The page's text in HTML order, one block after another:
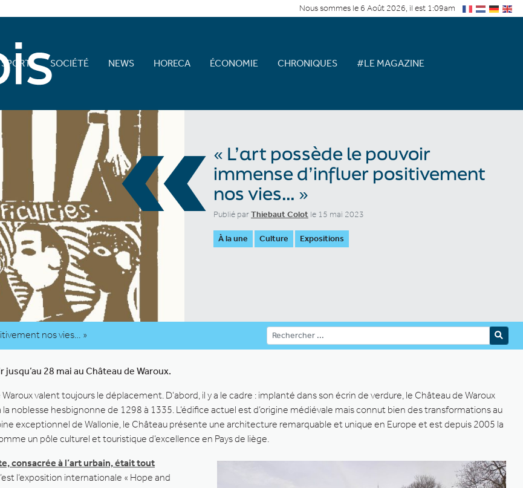
Nous sommes le 6 Août 2026, il est 1:09am
SPORT SOCIÉTÉ NEWS HORECA ÉCONOMIE CHRONIQUES #LE MAGAZINE
«« L’art possède le pouvoir
immense d’influer positivement
nos vies… »
Publié parThiebaut Colot le 15 mai 2023
À la une Culture Expositions
nos vies… »
28 mai au Château de Waroux.
valent toujours le déplacement. D’abord, il y a le cadre : implanté dans son écrin de verdure, le Château de Waroux
noblesse hesbignonne de 1298 à 1335. L’édifice actuel est d’origine médiévale mais connut bien des transformations au
exceptionnel de Wallonie, le Château présente une architecture remarquable et unique en Europe et est depuis 2005 la
un pôle culturel et touristique d’excellence en Pays de liège.
consacrée à l’art urbain, était tout
l’exposition internationale « Hope and